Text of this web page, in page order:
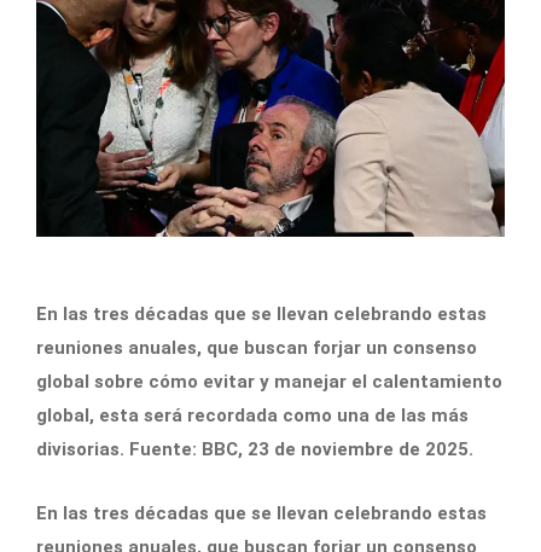
En las tres décadas que se llevan celebrando estas
reuniones anuales, que buscan forjar un consenso
global sobre cómo evitar y manejar el calentamiento
global, esta será recordada como una de las más
divisorias. Fuente: BBC, 23 de noviembre de 2025.
En las tres décadas que se llevan celebrando estas